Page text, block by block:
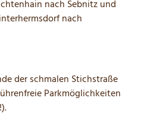
nach Sebnitz und
nach
der schmalen Stichstraße
Parkmöglichkeiten